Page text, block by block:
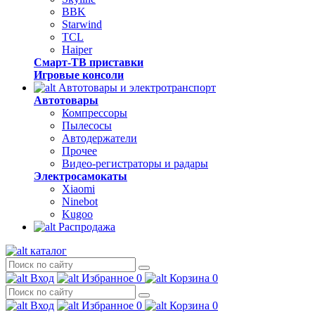
BBK
Starwind
TCL
Haiper
Смарт-ТВ приставки
Игровые консоли
Автотовары и электротранспорт
Автотовары
Компрессоры
Пылесосы
Автодержатели
Прочее
Видео-регистраторы и радары
Электросамокаты
Xiaomi
Ninebot
Kugoo
Распродажа
каталог
Вход Избранное 0 Корзина 0
Вход Избранное 0 Корзина 0